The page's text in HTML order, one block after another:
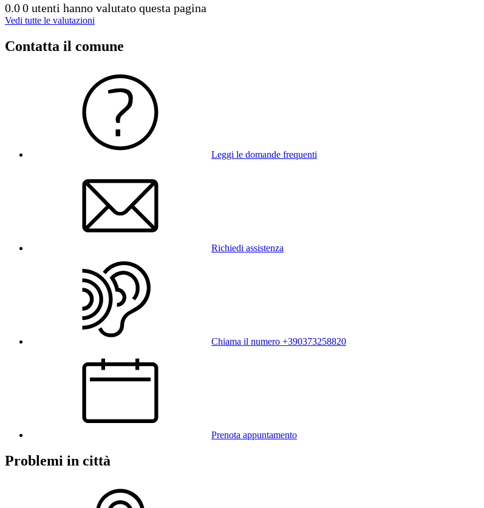
0.00 utenti hanno valutato questa pagina
Vedi tutte le valutazioni
Contatta il comune
Leggi le domande frequenti
Richiedi assistenza
Chiama il numero +390373258820
Prenota appuntamento
Problemi in città